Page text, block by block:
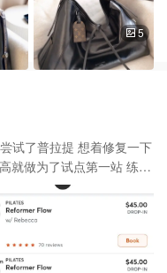
款是我
了 让人摸摸摸爱不释手的
欢它搭配的带lv logo的深
链条单独用也不错 时尚小
那么一眼吸睛，配上深棕
感😆 而且上班背也不那么
超多，而且老花已经有好
5
就做为了试点第一站 练了
课可以用MINDBODY 图
喜
很难练到 在缓解长期久坐
整体课程不便宜 但是为了